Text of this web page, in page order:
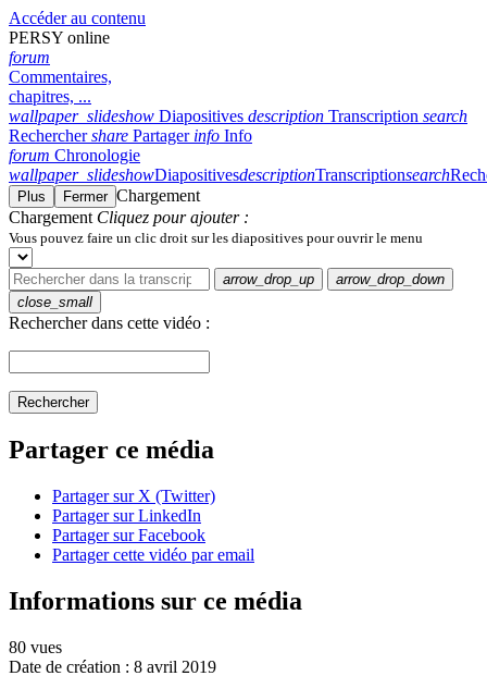
Accéder au contenu
PERSY online
forum
Commentaires,
chapitres, ...
wallpaper_slideshow Diapositives description Transcription search
Rechercher share Partager info Info
forum Chronologie
wallpaper_slideshowDiapositivesdescriptionTranscriptionsearch
Plus Fermer Chargement
Chargement Cliquez pour ajouter :
Vous pouvez faire un clic droit sur les diapositives pour ouvrir le menu
arrow_drop_up
arrow_drop_down
close_small
Rechercher dans cette vidéo :
Rechercher
Partager ce média
Partager sur X (Twitter)
Partager sur LinkedIn
Partager sur Facebook
Partager cette vidéo par email
Informations sur ce média
80 vues
Date de création : 8 avril 2019